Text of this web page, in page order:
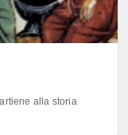
alla storia